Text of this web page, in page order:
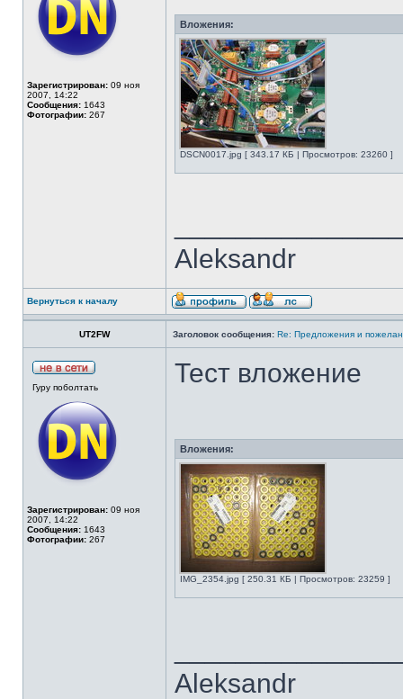
Зарегистрирован: 09 ноя
2007, 14:22
Сообщения: 1643
Фотографии: 267
Вложения:
DSCN0017.jpg [ 343.17 КБ | Просмотров: 23260 ]
Aleksandr
Вернуться к началу
UT2FW Заголовок сообщения: Re: Предложения и
Гуру поболтать
Зарегистрирован: 09 ноя
2007, 14:22
Сообщения: 1643
Фотографии: 267
Тест вложение
Вложения:
IMG_2354.jpg [ 250.31 КБ | Просмотров: 23259 ]
Aleksandr